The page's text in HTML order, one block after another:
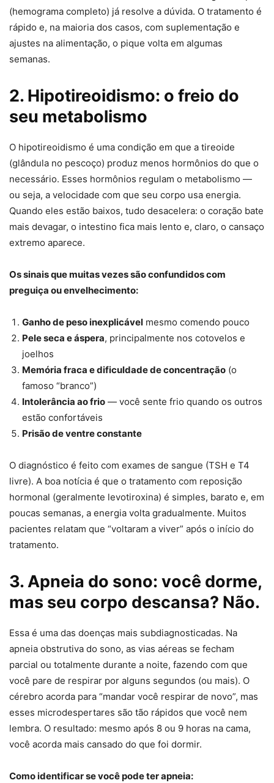
(hemograma completo) já resolve a dúvida. O tratamento é
rápido e, na maioria dos casos, com suplementação e
ajustes na alimentação, o pique volta em algumas
semanas.
2. Hipotireoidismo: o freio do
seu metabolismo
O hipotireoidismo é uma condição em que a tireoide
(glândula no pescoço) produz menos hormônios do que o
necessário. Esses hormônios regulam o metabolismo —
ou seja, a velocidade com que seu corpo usa energia.
Quando eles estão baixos, tudo desacelera: o coração bate
mais devagar, o intestino fica mais lento e, claro, o cansaço
extremo aparece.
Os sinais que muitas vezes são confundidos com
preguiça ou envelhecimento:
Ganho de peso inexplicável mesmo comendo pouco
Pele seca e áspera, principalmente nos cotovelos e
joelhos
Memória fraca e dificuldade de concentração (o
famoso “branco”)
Intolerância ao frio — você sente frio quando os outros
estão confortáveis
Prisão de ventre constante
O diagnóstico é feito com exames de sangue (TSH e T4
livre). A boa notícia é que o tratamento com reposição
hormonal (geralmente levotiroxina) é simples, barato e, em
poucas semanas, a energia volta gradualmente. Muitos
pacientes relatam que “voltaram a viver” após o início do
tratamento.
3. Apneia do sono: você dorme,
mas seu corpo descansa? Não.
Essa é uma das doenças mais subdiagnosticadas. Na
apneia obstrutiva do sono, as vias aéreas se fecham
parcial ou totalmente durante a noite, fazendo com que
você pare de respirar por alguns segundos (ou mais). O
cérebro acorda para “mandar você respirar de novo”, mas
esses microdespertares são tão rápidos que você nem
lembra. O resultado: mesmo após 8 ou 9 horas na cama,
você acorda mais cansado do que foi dormir.
Como identificar se você pode ter apneia: